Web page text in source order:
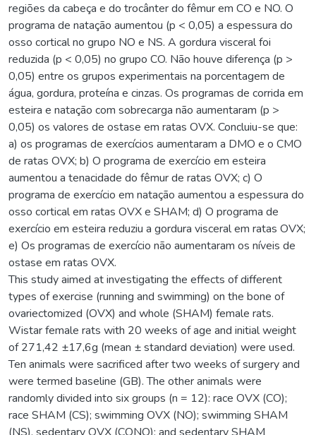
regiões da cabeça e do trocânter do fêmur em CO e NO. O
programa de natação aumentou (p < 0,05) a espessura do
osso cortical no grupo NO e NS. A gordura visceral foi
reduzida (p < 0,05) no grupo CO. Não houve diferença (p >
0,05) entre os grupos experimentais na porcentagem de
água, gordura, proteína e cinzas. Os programas de corrida em
esteira e natação com sobrecarga não aumentaram (p >
0,05) os valores de ostase em ratas OVX. Concluiu-se que:
a) os programas de exercícios aumentaram a DMO e o CMO
de ratas OVX; b) O programa de exercício em esteira
aumentou a tenacidade do fêmur de ratas OVX; c) O
programa de exercício em natação aumentou a espessura do
osso cortical em ratas OVX e SHAM; d) O programa de
exercício em esteira reduziu a gordura visceral em ratas OVX;
e) Os programas de exercício não aumentaram os níveis de
ostase em ratas OVX.
This study aimed at investigating the effects of different
types of exercise (running and swimming) on the bone of
ovariectomized (OVX) and whole (SHAM) female rats.
Wistar female rats with 20 weeks of age and initial weight
of 271,42 ±17,6g (mean ± standard deviation) were used.
Ten animals were sacrificed after two weeks of surgery and
were termed baseline (GB). The other animals were
randomly divided into six groups (n = 12): race OVX (CO);
race SHAM (CS); swimming OVX (NO); swimming SHAM